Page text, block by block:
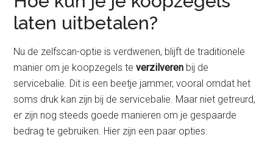
laten uitbetalen?
Nu de zelfscan-optie is verdwenen, blijft de traditionele
manier om je koopzegels teverzilveren bij de
servicebalie. Dit is een beetje jammer, vooral omdat het
soms druk kan zijn bij de servicebalie. Maar niet getreurd,
er zijn nog steeds goede manieren om je gespaarde
bedrag te gebruiken. Hier zijn een paar opties: